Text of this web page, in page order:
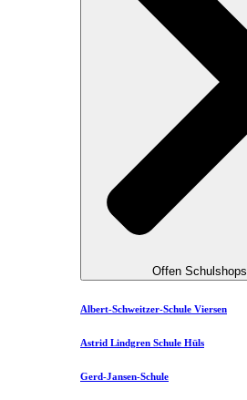
Offen Schulshops
Albert-Schweitzer-Schule Viersen
Astrid Lindgren Schule Hüls
Gerd-Jansen-Schule